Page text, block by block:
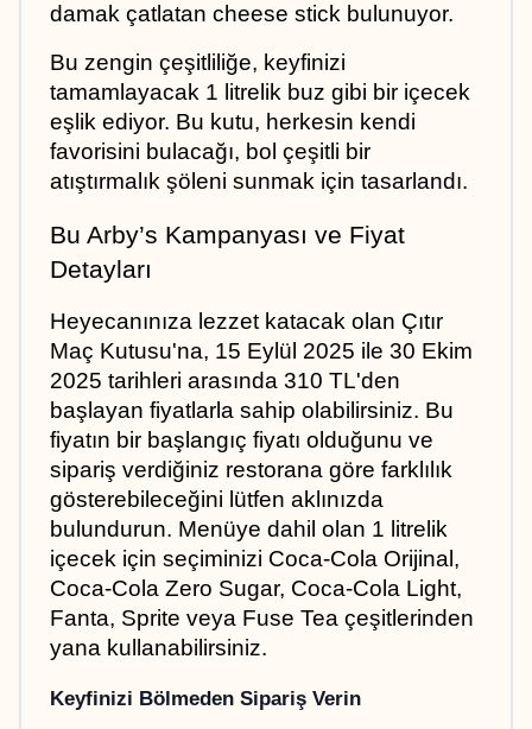
damak çatlatan cheese stick bulunuyor.
Bu zengin çeşitliliğe, keyfinizi
tamamlayacak 1 litrelik buz gibi bir içecek
eşlik ediyor. Bu kutu, herkesin kendi
favorisini bulacağı, bol çeşitli bir
atıştırmalık şöleni sunmak için tasarlandı.
Bu Arby’s Kampanyası ve Fiyat
Detayları
Heyecanınıza lezzet katacak olan Çıtır
Maç Kutusu'na, 15 Eylül 2025 ile 30 Ekim
2025 tarihleri arasında 310 TL'den
başlayan fiyatlarla sahip olabilirsiniz. Bu
fiyatın bir başlangıç fiyatı olduğunu ve
sipariş verdiğiniz restorana göre farklılık
gösterebileceğini lütfen aklınızda
bulundurun. Menüye dahil olan 1 litrelik
içecek için seçiminizi Coca-Cola Orijinal,
Coca-Cola Zero Sugar, Coca-Cola Light,
Fanta, Sprite veya Fuse Tea çeşitlerinden
yana kullanabilirsiniz.
Keyfinizi Bölmeden Sipariş Verin